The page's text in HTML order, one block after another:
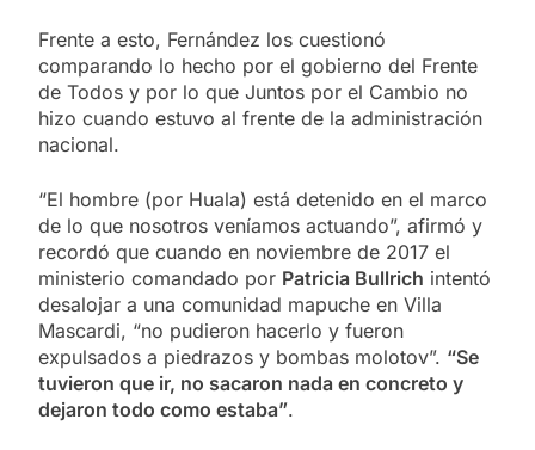
Frente a esto, Fernández los cuestionó
comparando lo hecho por el gobierno del Frente
de Todos y por lo que Juntos por el Cambio no
hizo cuando estuvo al frente de la administración
nacional.
“El hombre (por Huala) está detenido en el marco
de lo que nosotros veníamos actuando”, afirmó y
recordó que cuando en noviembre de 2017 el
ministerio comandado por Patricia Bullrich intentó
desalojar a una comunidad mapuche en Villa
Mascardi, “no pudieron hacerlo y fueron
expulsados a piedrazos y bombas molotov”. “Se
tuvieron que ir, no sacaron nada en concreto y
dejaron todo como estaba”.